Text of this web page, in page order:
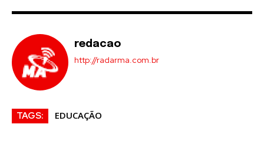
redacao
http://radarma.com.br
TAGS: EDUCAÇÃO